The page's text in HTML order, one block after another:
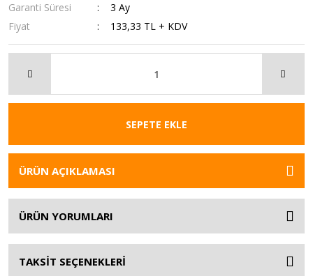
Garanti Süresi
3 Ay
Fiyat
133,33 TL + KDV
SEPETE EKLE
ÜRÜN AÇIKLAMASI
ÜRÜN YORUMLARI
TAKSİT SEÇENEKLERİ